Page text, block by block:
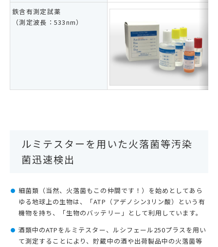
鉄含有測定試薬
（測定波長：533nm）
ルミテスターを用いた火落菌等汚染
菌迅速検出
細菌類（当然、火落菌もこの仲間です！）を始めとしてあら
ゆる地球上の生物は、「ATP（アデノシン3リン酸）という有
機物を持ち、「生物のバッテリー」として利用しています。
酒類中のATPをルミテスター、ルシフェール250プラスを用い
て測定することにより、貯蔵中の酒や出荷製品中の火落菌等